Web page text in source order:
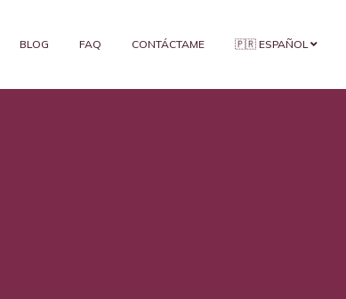
BLOG FAQ CONTÁCTAME 🇵🇷 ESPAÑOL